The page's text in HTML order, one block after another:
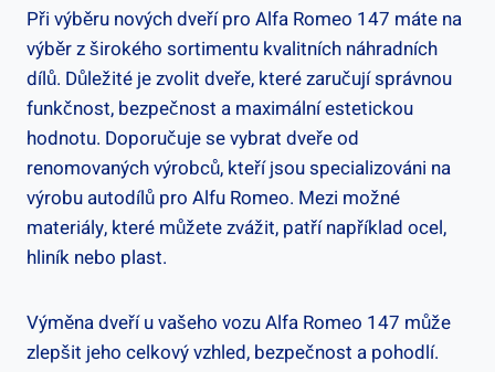
Při výběru nových dveří pro Alfa Romeo 147 máte na
výběr z širokého sortimentu kvalitních náhradních
dílů. Důležité je zvolit dveře, které zaručují správnou
funkčnost, bezpečnost a maximální estetickou
hodnotu. Doporučuje se vybrat dveře od
renomovaných výrobců, kteří jsou specializováni na
výrobu autodílů pro Alfu Romeo. Mezi možné
materiály, které můžete zvážit, patří například ocel,
hliník nebo plast.
Výměna dveří u vašeho vozu Alfa Romeo 147 může
zlepšit jeho celkový vzhled, bezpečnost a pohodlí.